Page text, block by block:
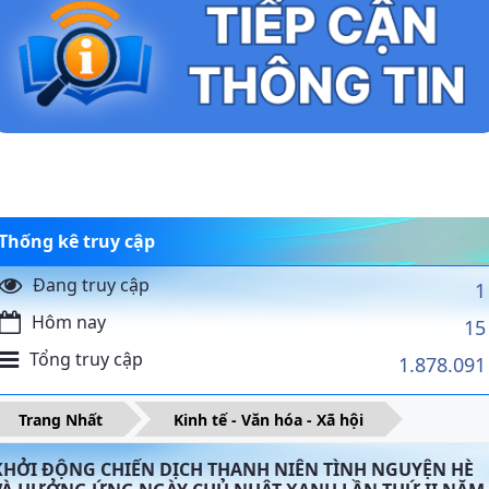
kê truy cập
Đang truy cập
1
Hôm nay 15
Tổng truy cập 1.878.091
Trang Nhất Kinh tế - Văn hóa - Xã hội
ĐỘNG CHIẾN DỊCH THANH NIÊN TÌNH NGUYỆN HÈ